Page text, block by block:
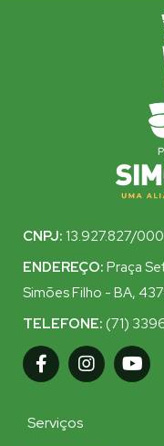
CNPJ: 13.927.827/
ENDEREÇO: Praça
Simões Filho - BA,
TELEFONE: (71)
Serviços